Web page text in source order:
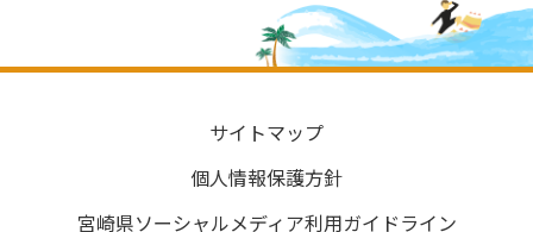
サイトマップ
個人情報保護方針
宮崎県ソーシャルメディア利用ガイドライン